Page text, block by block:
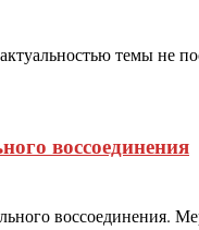
темы не
воссоединения
воссоединения.